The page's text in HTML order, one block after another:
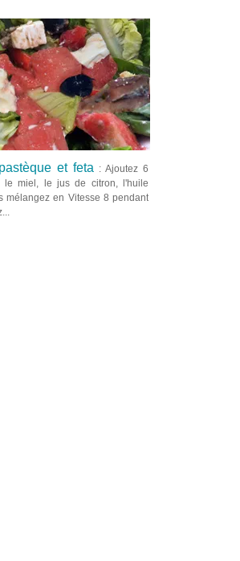
et feta : Ajoutez 6
le miel, le jus de citron, l'huile
mélangez en Vitesse 8 pendant